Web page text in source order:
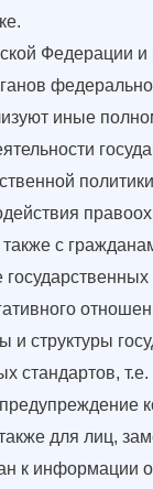
Федерации
иные
с
структуры
стандартов,
для лиц,
к информации о